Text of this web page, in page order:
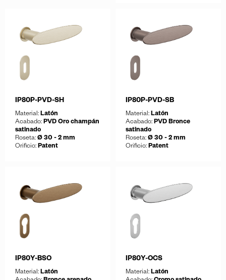
IP80P-PVD-SH
Material: Latón
Acabado: PVD Oro champán
satinado
Roseta: Ø 30 - 2 mm
Orificio: Patent
IP80P-PVD-SB
Material: Latón
Acabado: PVD Bronce
satinado
Roseta: Ø 30 - 2 mm
Orificio: Patent
IP80Y-BSO
Material: Latón
IP80Y-OCS
Material: Latón